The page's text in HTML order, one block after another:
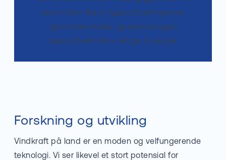
den måten fikk vi opprettholdt myrens
grunnvannstand, og dermed også
opprettholdt dens viktige funksjon.
Forskning og utvikling
Vindkraft på land er en moden og velfungerende
teknologi. Vi ser likevel et stort potensial for